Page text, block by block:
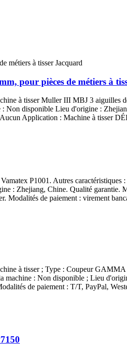
pour pièces de métiers à
à tisser Muller III MBJ 3 aiguilles
Non disponible Lieu d'origine :
Aucun Application : Machine à
P1001. Autres
: Zhejiang, Chine. Qualité garantie.
de paiement : virement
à tisser ; Type : Coupeur
: Non disponible ; Lieu
de paiement : T/T, PayPal,